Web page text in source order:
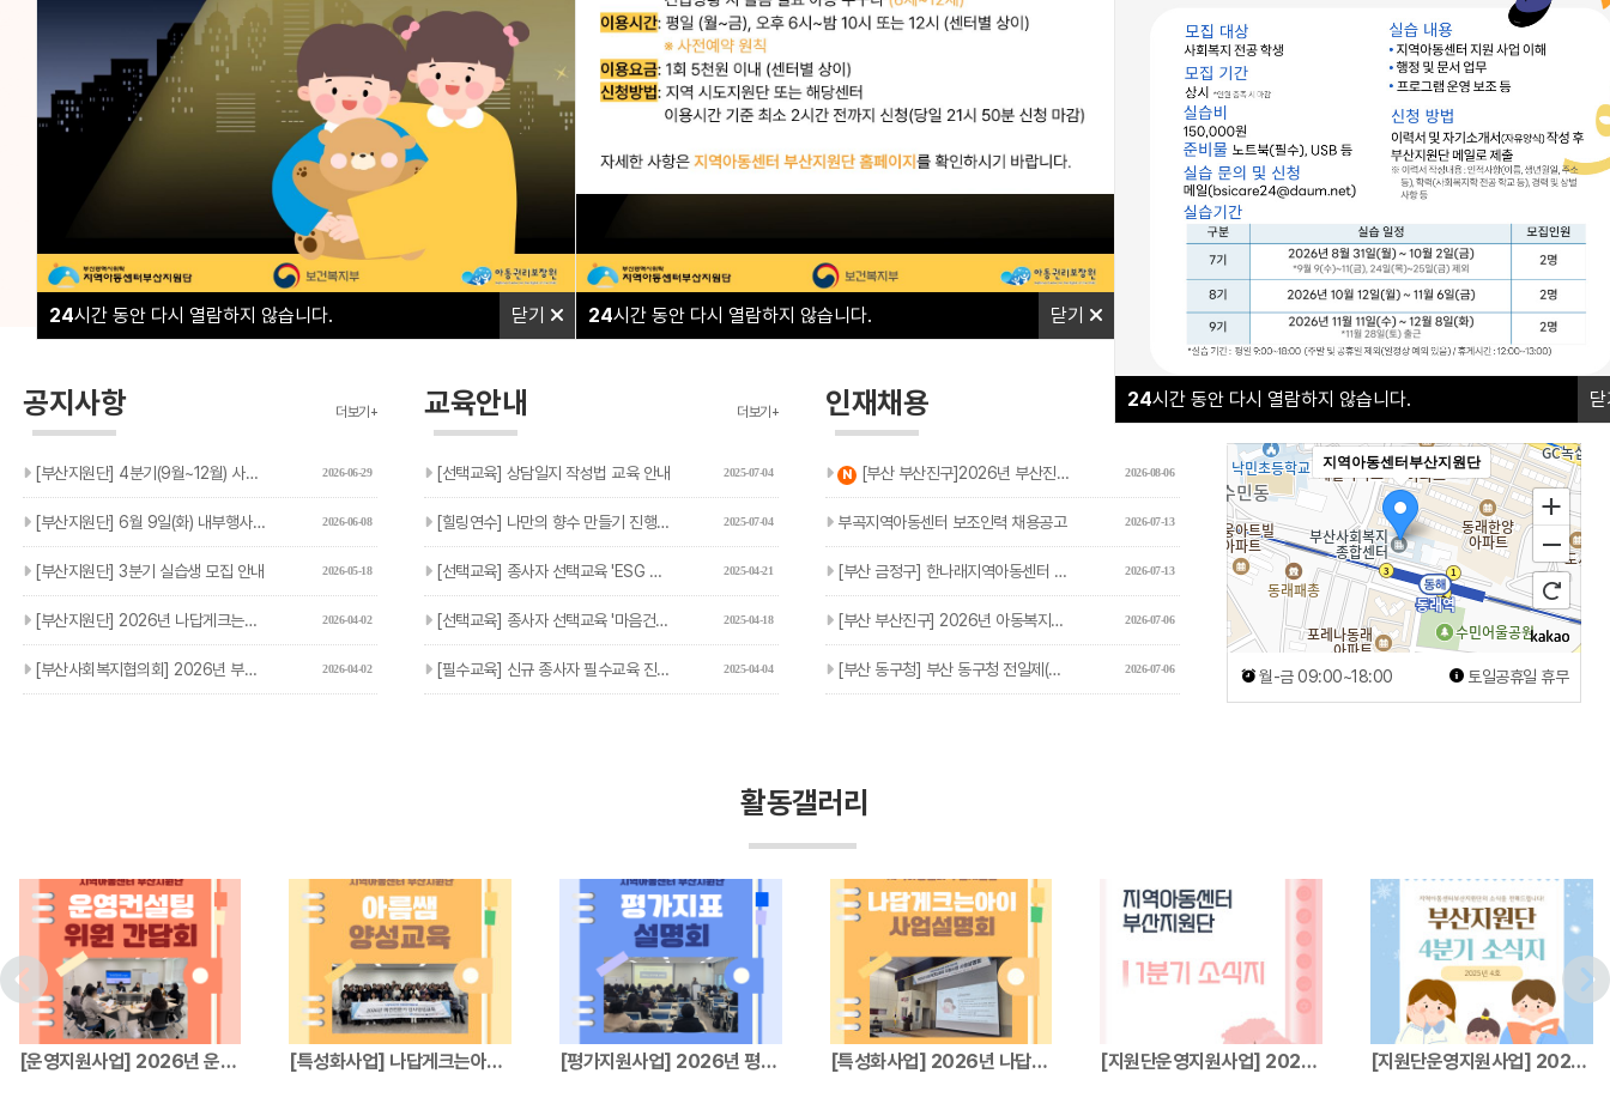
24시간 동안 다시 열람하지 않습니다. 닫기 24시간 동안 다시 열람하지 않습니다. 닫기
24시간 동안 다시 열람하지 않습니다.
지역아동센터부산지원단은
부산지역 16개 구·군의 모든 지역아동센터, 협동돌봄센터와 함께하며
아이들의 성장과 돌봄이 흔들리지 않도록 현장의 곁에서 따뜻한 울타리가 되겠습니다.
지역아동센터부산지원단은
부산지역 16개 구·군의 모든 지역아동센터, 협동돌봄센터와 함께하며
아이들의 성장과 돌봄이 흔들리지 않도록 현장의 곁에서 따뜻한 울타리가 되겠습니다.
나답게 크는 아이 야간연장돌봄
공지사항 더보기+
[부산지원단] 4분기(9월~12월) 사회복지실습생 모집 안내 2026-06-29
[부산지원단] 6월 9일(화) 내부행사에 따른 민원 응대 지연 … 2026-06-08
[부산지원단] 3분기 실습생 모집 안내 2026-05-18
[부산지원단] 2026년 나답게크는아이 지원사업 참여기관 및 아… 2026-04-02
[부산사회복지협의회] 2026년 부산사회복지관련단체 주소록 2026-04-02
교육안내 더보기+
[선택교육] 상담일지 작성법 교육 안내 2025-07-04
[힐링연수] 나만의 향수 만들기 진행 안내 2025-07-04
[선택교육] 종사자 선택교육 'ESG 현장체험' 신청 안내 2025-04-21
[선택교육] 종사자 선택교육 '마음건강 집단상담 프로그램' 진행… 2025-04-18
[필수교육] 신규 종사자 필수교육 진행 안내 2025-04-04
인재채용 더보기+
N [부산 부산진구]2026년 부산진구 아동복지교사(기간제) 추가… 2026-08-06
부곡지역아동센터 보조인력 채용공고 2026-07-13
[부산 금정구] 한나래지역아동센터 돌봄 보조인력 채용 공고 2026-07-13
[부산 부산진구] 2026년 아동복지교사(기간제근로자) 추가채용… 2026-07-06
[부산 동구청] 부산 동구청 전일제(기초학습) 추가채용 안내 2026-07-06
오시는길
지역아동센터부산지원단
월-금 09:00~18:00 토일공휴일 휴무
활동갤러리
[운영지원사업] 2026년 운영컨설팅위원 간… [특성화사업] 나답게크는아이 지원사업 파견전… [평가지원사업] 2026년 평가지표설명회 [특성화사업] 2026년 나답게크는아이 지원… [지원단운영지원사업] 2026년 지역아동센터… [지원단운영지원사업] 2025년 지역아동센터…